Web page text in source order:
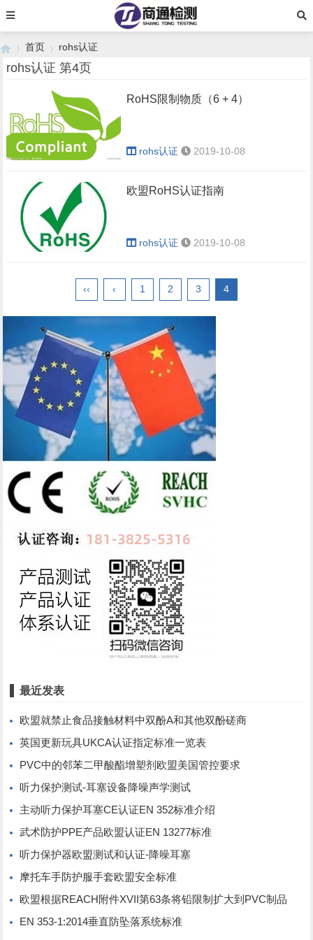
首页 rohs认证
rohs认证 第4页
RoHS限制物质（6 + 4）
rohs认证 2019-10-08
欧盟RoHS认证指南
rohs认证 2019-10-08
‹‹ ‹ 1 2 3 4
最近发表
欧盟就禁止食品接触材料中双酚A和其他双酚磋商
英国更新玩具UKCA认证指定标准一览表
PVC中的邻苯二甲酸酯增塑剂欧盟美国管控要求
听力保护测试-耳塞设备降噪声学测试
主动听力保护耳塞CE认证EN 352标准介绍
武术防护PPE产品欧盟认证EN 13277标准
听力保护器欧盟测试和认证-降噪耳塞
摩托车手防护服手套欧盟安全标准
欧盟根据REACH附件XVII第63条将铅限制扩大到PVC制品
EN 353-1:2014垂直防坠落系统标准